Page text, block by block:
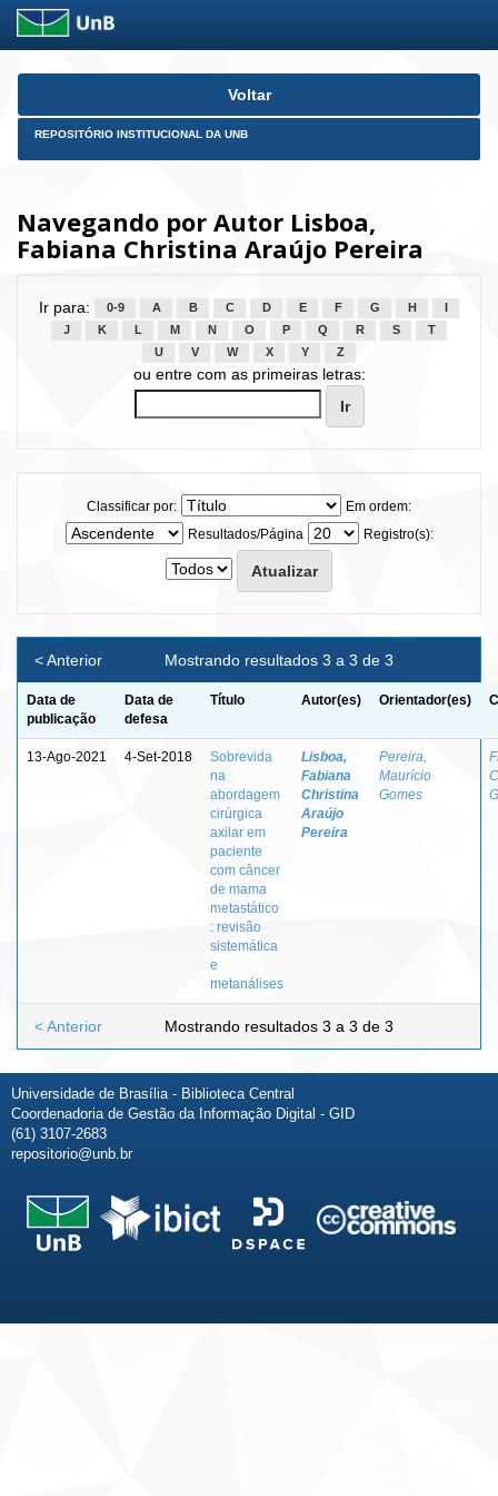
Skip
Voltar
REPOSITÓRIO INSTITUCIONAL DA UNB
Navegando por Autor Lisboa,
Fabiana Christina Araújo Pereira
Ir para: 0-9 A B C D E F G H
J
K L M N O P Q R S
T
U
V W X Y Z
ou entre com as primeiras letras:
Classificar por:
Em ordem:
Resultados/Página
Registro(s):
Mostrando resultados 3 a 3 de 3
< Anterior
Data de
publicação
Data de
defesa
Título Autor(es) Orientador(es)
13-Ago-2021 4-Set-2018
Sobrevida
na
abordagem
cirúrgica
axilar em
paciente
com câncer
de mama
metastático
: revisão
sistemática
e
metanálises
Lisboa,
Fabiana
Christina
Araújo
Pereira
Pereira,
Maurício
Gomes
Mostrando resultados 3 a 3 de 3
< Anterior
Universidade de Brasília - Biblioteca Central
Coordenadoria de Gestão da Informação Digital - GID
(61) 3107-2683
repositorio@unb.br